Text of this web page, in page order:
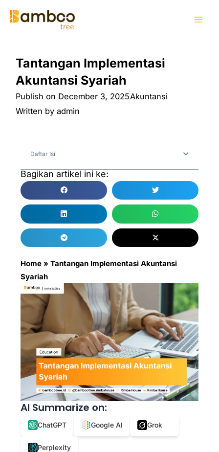
Tantangan Implementasi
Akuntansi Syariah
Publish on December 3, 2025Akuntansi
Written by admin
Daftar Isi
Bagikan artikel ini ke:
Home » Tantangan Implementasi Akuntansi
Syariah
AI Summarize on:
ChatGPT Google AI Grok
Perplexity